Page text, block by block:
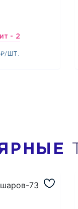
- 2
₽/ШТ.
3659